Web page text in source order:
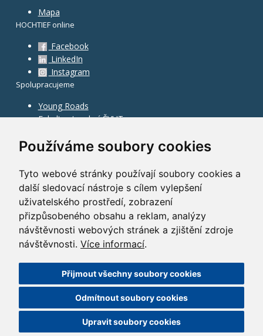
Používáme soubory cookies
Tyto webové stránky používají soubory cookies a
další sledovací nástroje s cílem vylepšení
uživatelského prostředí, zobrazení
přizpůsobeného obsahu a reklam, analýzy
návštěvnosti webových stránek a zjištění zdroje
návštěvnosti. Více informací.
Přijmout všechny soubory cookies
Odmítnout soubory cookies
Upravit soubory cookies
Mapa
HOCHTIEF online
Facebook
LinkedIn
Instagram
Spolupracujeme
Young Roads
Fakulta stavební ČVUT
©2010–2026HOCHTIEF CZ a.s.
Nastavení cookies| Powered by: